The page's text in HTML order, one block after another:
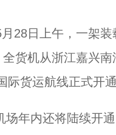
日上午，一架装
货机从浙江嘉兴南
货运航线正式开通
年内还将陆续开通